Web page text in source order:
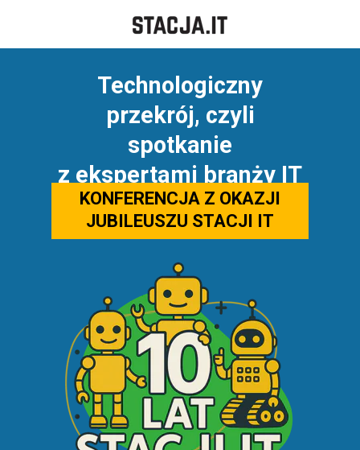
Technologiczny
przekrój, czyli
spotkanie
z ekspertami branży IT
KONFERENCJA Z OKAZJI
JUBILEUSZU STACJI IT